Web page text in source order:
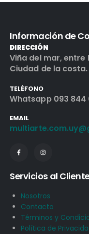
Información de
DIRECCIÓN
Viña del mar, entre
Ciudad de la costa.
TELÉFONO
Whatsapp 093 844
EMAIL
Servicios al
Nosotros
Contacto
Términos y
Política de